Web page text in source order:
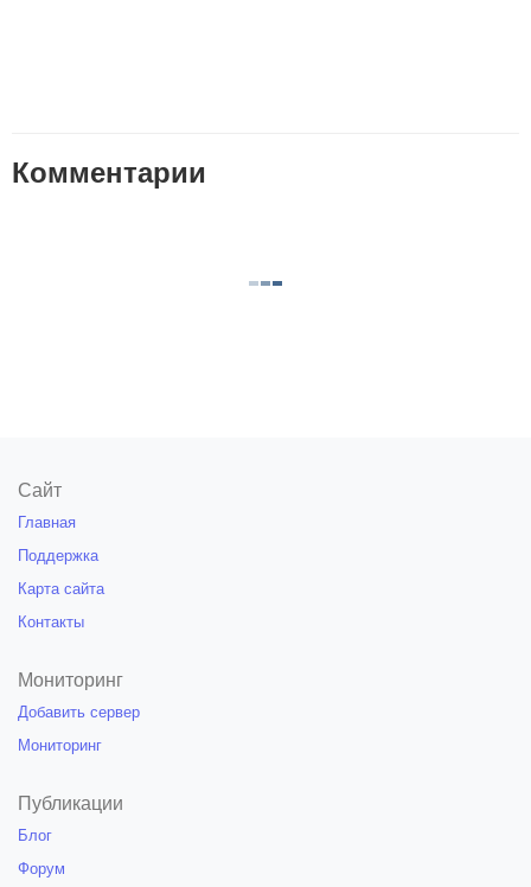
Комментарии
Сайт
Главная
Поддержка
Карта сайта
Контакты
Мониторинг
Добавить сервер
Мониторинг
Публикации
Блог
Форум